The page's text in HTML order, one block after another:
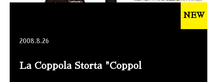
2008.8.26
La Coppola Storta "Coppol
NEW